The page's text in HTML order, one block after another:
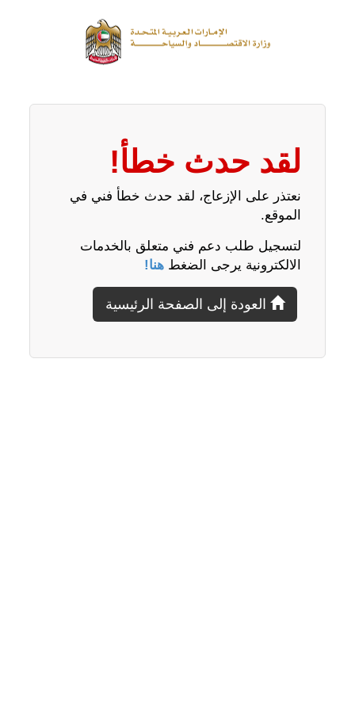
لقد حدث خطأ!
نعتذر على الإزعاج، لقد حدث خطأ فني في
الموقع.
لتسجيل طلب دعم فني متعلق بالخدمات
الالكترونية يرجى الضغط هنا!
العودة إلى الصفحة الرئيسية